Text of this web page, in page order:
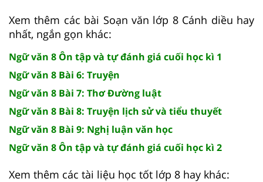
Xem thêm các bài Soạn văn lớp 8 Cánh diều hay
nhất, ngắn gọn khác:
Ngữ văn 8 Ôn tập và tự đánh giá cuối học kì 1
Ngữ văn 8 Bài 6: Truyện
Ngữ văn 8 Bài 7: Thơ Đường luật
Ngữ văn 8 Bài 8: Truyện lịch sử và tiểu thuyết
Ngữ văn 8 Bài 9: Nghị luận văn học
Ngữ văn 8 Ôn tập và tự đánh giá cuối học kì 2
Xem thêm các tài liệu học tốt lớp 8 hay khác: